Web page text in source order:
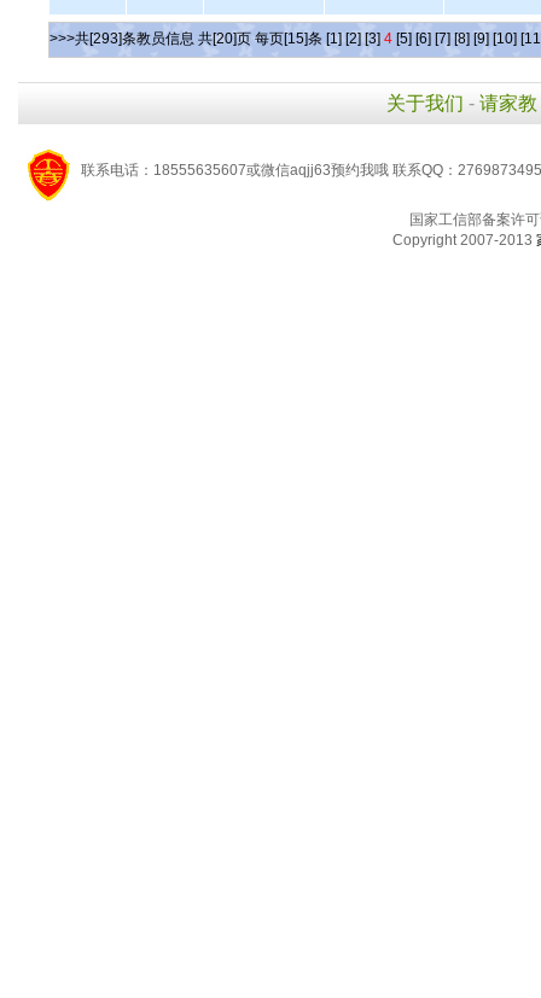
>>>共[293]条教员信息 共[20]页 每页[15]条 [1] [2] [3] 4 [5] [6] [7] [8] [9] [10]
关于我们 - 请家教
联系电话：18555635607或微信aqjj63预约我哦 联系QQ：
国家工信部备案许
Copyright 2007-2013